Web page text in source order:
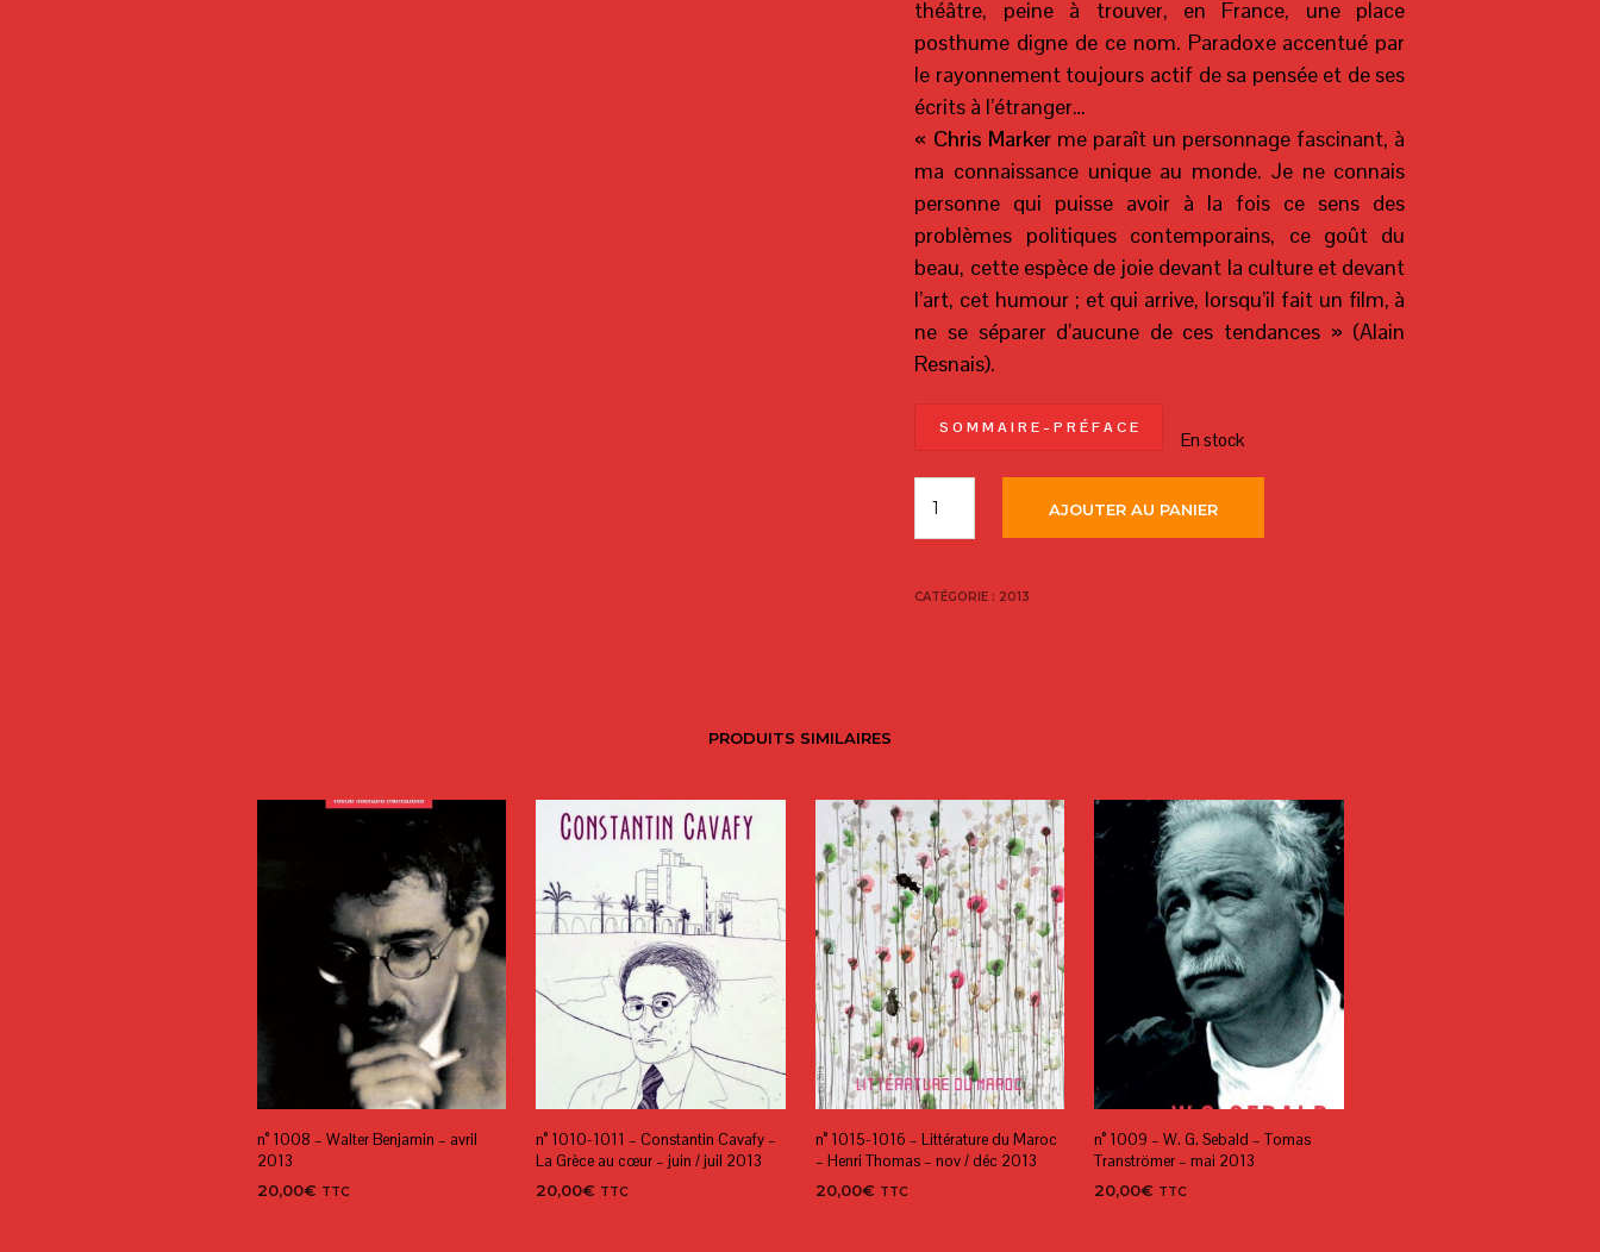
théâtre, peine à trouver, en France, une place
posthume digne de ce nom. Paradoxe accentué par
le rayonnement toujours actif de sa pensée et de ses
écrits à l’étranger…
« Chris Markerme paraît un personnage fascinant, à
ma connaissance unique au monde. Je ne connais
personne qui puisse avoir à la fois ce sens des
problèmes politiques contemporains, ce goût du
beau, cette espèce de joie devant la culture et devant
l’art, cet humour ; et qui arrive, lorsqu’il fait un film, à
ne se séparer d’aucune de ces tendances » (Alain
Resnais).
S O M M A I R E – P R É F A C E
En stock
AJOUTER AU PANIER
CATÉGORIE : 2013
PRODUITS SIMILAIRES
n° 1008 – Walter Benjamin – avril
2013
20,00€ TTC
n° 1010-1011 – Constantin Cavafy –
La Grèce au cœur – juin / juil 2013
20,00€ TTC
n° 1015-1016 – Littérature du Maroc
– Henri Thomas – nov / déc 2013
20,00€ TTC
n° 1009 – W. G. Sebald – Tomas
Tranströmer – mai 2013
20,00€ TTC